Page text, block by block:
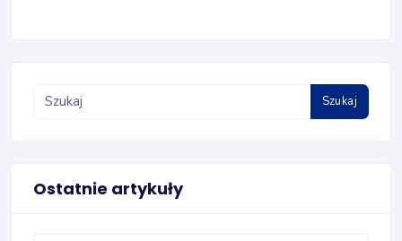
Szukaj
Ostatnie artykuły